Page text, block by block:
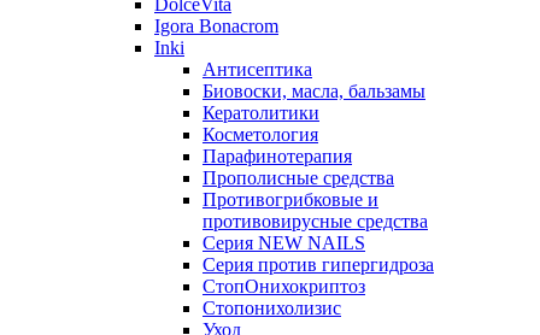
DolceVita
Igora Bonacrom
Inki
Антисептика
Биовоски, масла, бальзамы
Кератолитики
Косметология
Парафинотерапия
Прополисные средства
Противогрибковые и
противовирусные средства
Серия NEW NAILS
Серия против гипергидроза
СтопОнихокриптоз
Стопонихолизис
Уход